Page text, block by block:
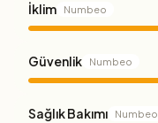
İklim Numbeo
Güvenlik Numbeo
Sağlık Bakımı Numbeo